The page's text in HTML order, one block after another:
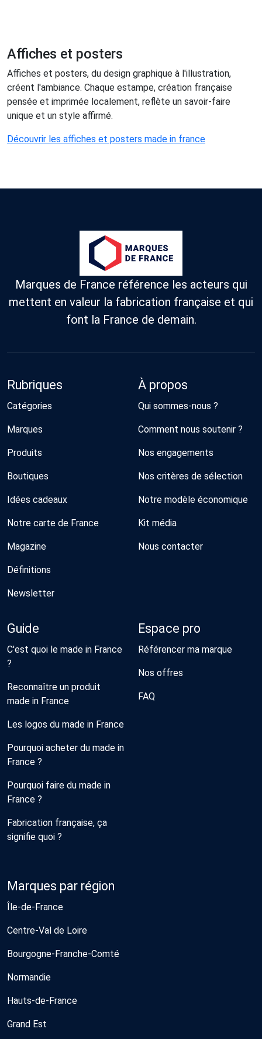
Affiches et posters
Affiches et posters, du design graphique à l'illustration,
créent l'ambiance. Chaque estampe, création française
pensée et imprimée localement, reflète un savoir-faire
unique et un style affirmé.
Découvrir les affiches et posters made in france
Marques de France référence les acteurs qui
mettent en valeur la fabrication française et qui
font la France de demain.
Rubriques
Catégories
Marques
Produits
Boutiques
Idées cadeaux
Notre carte de France
Magazine
Définitions
Newsletter
À propos
Qui sommes-nous ?
Comment nous soutenir ?
Nos engagements
Nos critères de sélection
Notre modèle économique
Kit média
Nous contacter
Guide
C'est quoi le made in France
?
Reconnaître un produit
made in France
Les logos du made in France
Pourquoi acheter du made in
France ?
Pourquoi faire du made in
France ?
Fabrication française, ça
signifie quoi ?
Espace pro
Référencer ma marque
Nos offres
FAQ
Marques par région
Île-de-France
Centre-Val de Loire
Bourgogne-Franche-Comté
Normandie
Hauts-de-France
Grand Est